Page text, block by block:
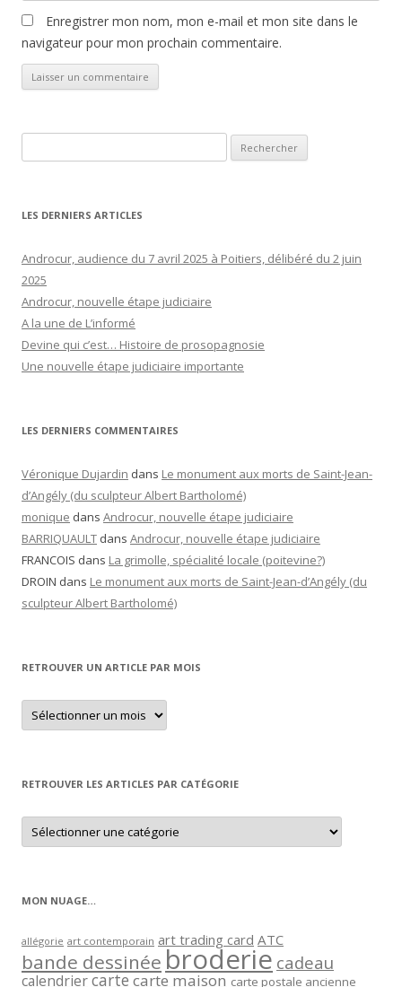
Enregistrer mon nom, mon e-mail et mon site dans le
navigateur pour mon prochain commentaire.
LES DERNIERS ARTICLES
Androcur, audience du 7 avril 2025 à Poitiers, délibéré du 2 juin
2025
Androcur, nouvelle étape judiciaire
A la une de L’informé
Devine qui c’est… Histoire de prosopagnosie
Une nouvelle étape judiciaire importante
LES DERNIERS COMMENTAIRES
Véronique Dujardin dans Le monument aux morts de Saint-Jean-
d’Angély (du sculpteur Albert Bartholomé)
monique dans Androcur, nouvelle étape judiciaire
BARRIQUAULT dans Androcur, nouvelle étape judiciaire
FRANCOIS dans La grimolle, spécialité locale (poitevine?)
DROIN dans Le monument aux morts de Saint-Jean-d’Angély (du
sculpteur Albert Bartholomé)
RETROUVER UN ARTICLE PAR MOIS
Retrouver
un
article
RETROUVER LES ARTICLES PAR CATÉGORIE
Retrouver
les
articles
MON NUAGE…
allégorie art contemporain art trading card ATC
bande dessinée broderie cadeau
calendriercartecarte maison carte postale ancienne